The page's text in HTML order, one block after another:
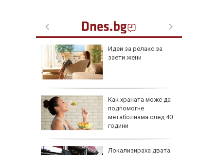
Идеи за релакс за
заети жени
Как храната може да
подпомогне
метаболизма след 40
години
Локализираха двата